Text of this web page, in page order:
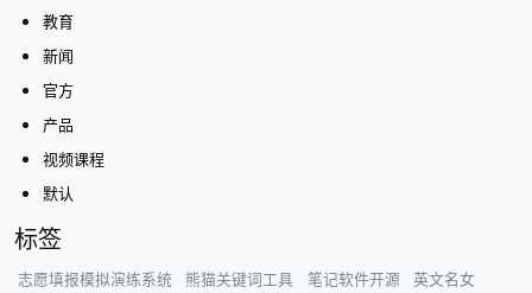
教育
新闻
官方
产品
视频课程
默认
标签
志愿填报模拟演练系统 熊猫关键词工具 笔记软件开源 英文名女